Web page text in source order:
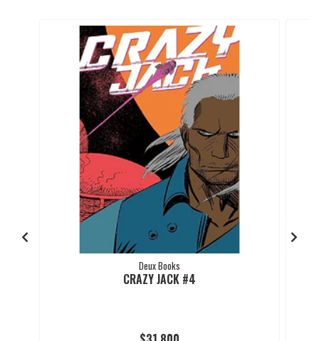
Deux Books
CRAZY JACK #4